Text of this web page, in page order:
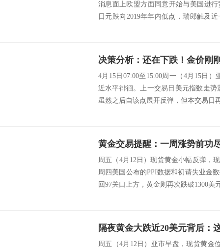
消息面上欧盟方面同意开始与美国进
日元跌向2019年年内低点，瑞郎触及
4月15日07:00至15:00周一（4月15日
近水平徘徊。上一交易日美元指数走势
虽然之后自该点展开反弹，但本交易日
周五（4月12日）现货黄金小幅反弹，
周四美国公布的PPI数据和初请失业金
回97关口上方，黄金则再次跌破1300美
周五（4月12日）亚市早盘，现货黄金